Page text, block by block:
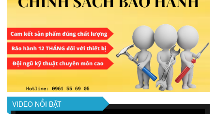
VIDEO NỔI BẬT